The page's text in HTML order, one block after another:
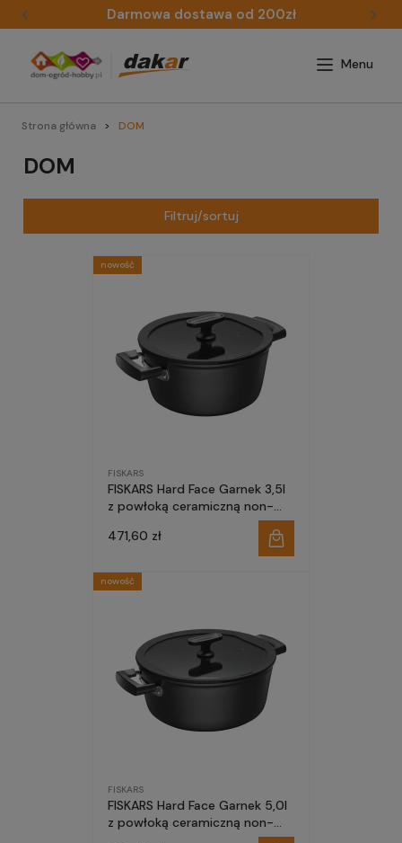
Darmowa dostawa od 200zł
Strona główna DOM
DOM
Filtruj/sortuj
FISKARS
FISKARS Hard Face Garnek 3,5l
z powłoką ceramiczną non-
pokrywką
471,60 zł
nowość
FISKARS
FISKARS Hard Face Garnek 5,0l
z powłoką ceramiczną non-
nowość